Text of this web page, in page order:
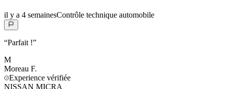
il y a 4 semainesContrôle technique automobile
“Parfait !”
M
Moreau F.
Experience vérifiée
NISSAN MICRA